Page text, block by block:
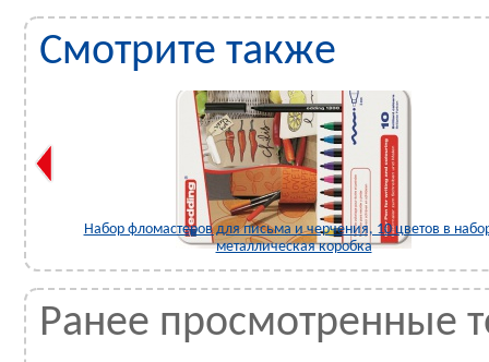
Смотрите также
комплект)
Набор каллиграфических маркеров
Ранее просмотренные